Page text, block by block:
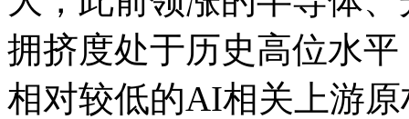
拥挤度处于历史高位水
相对较低的AI相关上游